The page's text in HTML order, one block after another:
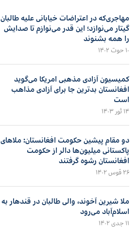
مهاجری‌که در اعتراضات خیابانی علیه طالبان
گیتار می‌نوازد؛ این قدر می‌نوازم تا صدایش
را همه بشنوند
۱۰ حوت ۱۴۰۲
کمیسیون آزادی مذهبی امریکا می‌گوید
افغانستان بدترین جا برای آزادی مذاهب
است
۱۴ ثور ۱۴۰۳
دو مقام پیشین حکومت افغانستان: ملاهای
پاکستانی میلیون‌ها دالر از حکومت
افغانستان رشوه گرفتند
۲۶ قوس ۱۴۰۲
ملا شیرین آخوند، والی طالبان در قندهار به
اسلام‌آباد می‌رود
۱۱ جدی ۱۴۰۲